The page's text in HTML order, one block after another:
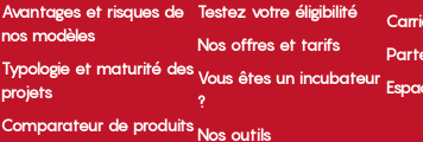
Avantages et risques de
nos modèles
Typologie et maturité des
projets
Comparateur de produits
Testez votre éligibilité
Nos offres et tarifs
Vous êtes un incubateur
?
Nos outils